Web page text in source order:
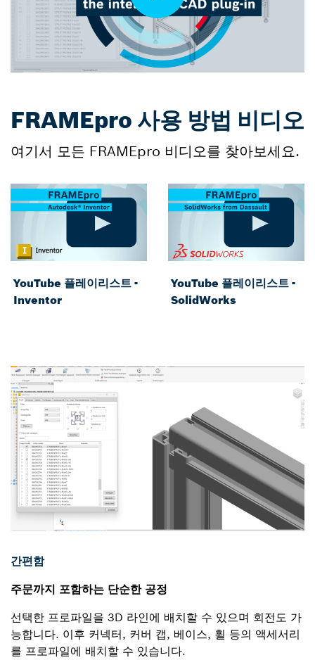
FRAMEpro 사용 방법 비디오
여기서 모든 FRAMEpro 비디오를 찾아보세요.
YouTube 플레이리스트 -
Inventor
YouTube 플레이리스트 -
SolidWorks
간편함
주문까지 포함하는 단순한 공정
선택한 프로파일을 3D 라인에 배치할 수 있으며 회전도 가
능합니다. 이후 커넥터, 커버 캡, 베이스, 휠 등의 액세서리
를 프로파일에 배치할 수 있습니다.